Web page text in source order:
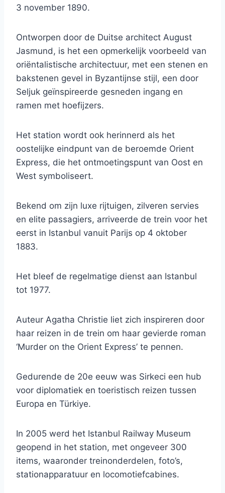
3 november 1890.
Ontworpen door de Duitse architect August
Jasmund, is het een opmerkelijk voorbeeld van
oriëntalistische architectuur, met een stenen en
bakstenen gevel in Byzantijnse stijl, een door
Seljuk geïnspireerde gesneden ingang en
ramen met hoefijzers.
Het station wordt ook herinnerd als het
oostelijke eindpunt van de beroemde Orient
Express, die het ontmoetingspunt van Oost en
West symboliseert.
Bekend om zijn luxe rijtuigen, zilveren servies
en elite passagiers, arriveerde de trein voor het
eerst in Istanbul vanuit Parijs op 4 oktober
1883.
Het bleef de regelmatige dienst aan Istanbul
tot 1977.
Auteur Agatha Christie liet zich inspireren door
haar reizen in de trein om haar gevierde roman
‘Murder on the Orient Express’ te pennen.
Gedurende de 20e eeuw was Sirkeci een hub
voor diplomatiek en toeristisch reizen tussen
Europa en Türkiye.
In 2005 werd het Istanbul Railway Museum
geopend in het station, met ongeveer 300
items, waaronder treinonderdelen, foto’s,
stationapparatuur en locomotiefcabines.